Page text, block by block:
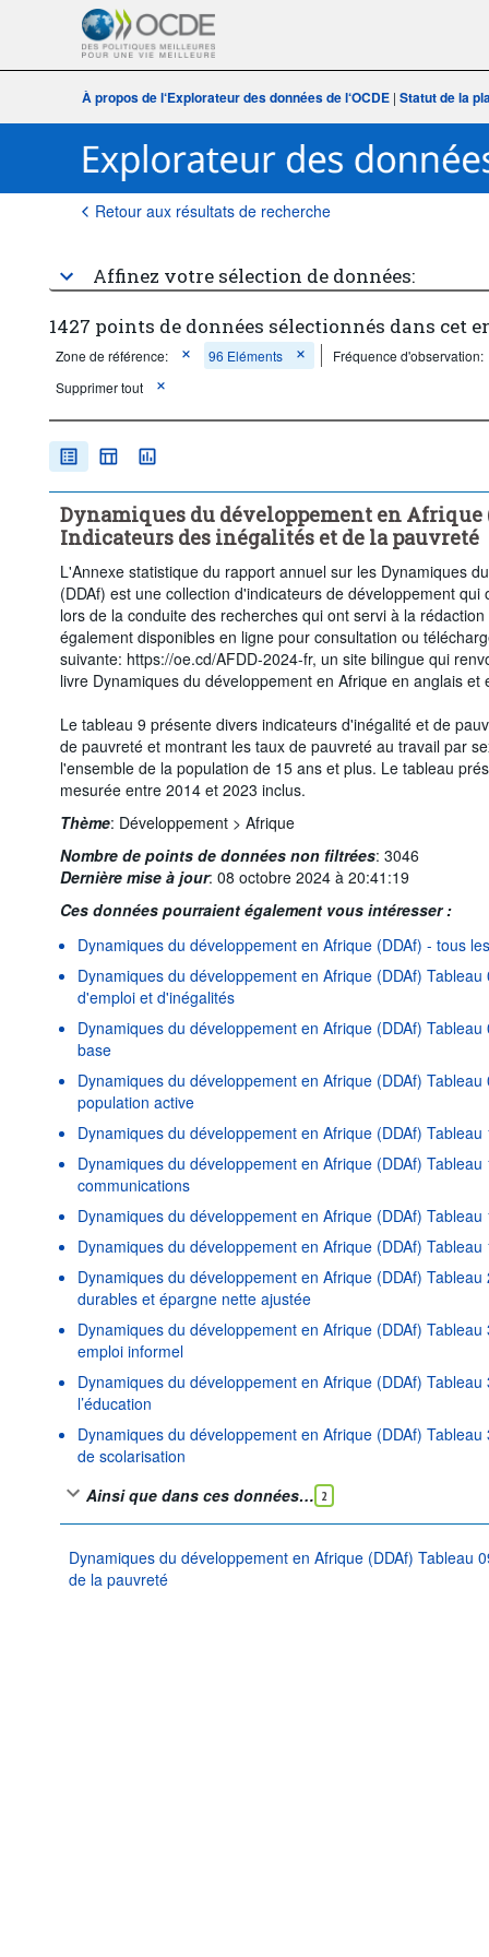
À propos de l‘Explorateur des données de l‘OCDE | Statut de la
Retour aux résultats de recherche
Affinez votre sélection de données:
1427 points de données sélectionnés dans cet
Zone de référence: 96 Eléments
Fréquence d'observation:
Supprimer tout
Dynamiques du développement en Afrique
Indicateurs des inégalités et de la pauvreté
L'Annexe statistique du rapport annuel sur les Dynamiques
(DDAf) est une collection d'indicateurs de développement
lors de la conduite des recherches qui ont servi à la
également disponibles en ligne pour consultation ou
suivante: https://oe.cd/AFDD-2024-fr, un site bilingue qui
livre Dynamiques du développement en Afrique en anglais et
Le tableau 9 présente divers indicateurs d'inégalité et de
de pauvreté et montrant les taux de pauvreté au travail par
l'ensemble de la population de 15 ans et plus. Le tableau
mesurée entre 2014 et 2023 inclus.
Thème: Développement > Afrique
Nombre de points de données non filtrées: 3046
Dernière mise à jour: 08 octobre 2024 à 20:41:19
Ces données pourraient également vous intéresser :
Dynamiques du développement en Afrique (DDAf) - tous
Dynamiques du développement en Afrique (DDAf)
d'emploi et d'inégalités
Dynamiques du développement en Afrique (DDAf)
base
Dynamiques du développement en Afrique (DDAf)
population active
Dynamiques du développement en Afrique (DDAf)
Dynamiques du développement en Afrique (DDAf)
communications
Dynamiques du développement en Afrique (DDAf)
Dynamiques du développement en Afrique (DDAf)
Dynamiques du développement en Afrique (DDAf)
durables et épargne nette ajustée
Dynamiques du développement en Afrique (DDAf)
emploi informel
Dynamiques du développement en Afrique (DDAf)
l’éducation
Dynamiques du développement en Afrique (DDAf)
de scolarisation
Ainsi que dans ces données… 2
Dynamiques du développement en Afrique (DDAf) Tableau
de la pauvreté